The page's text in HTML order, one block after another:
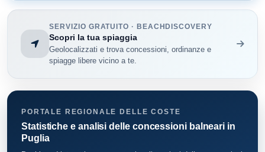
Santa Cesarea Terme 5
Squinzano
Trepuzzi
Tricase
Vernole
Porto Cesareo
SERVIZIO GRATUITO · BEACHDISCOVERY
Scopri la tua spiaggia
Geolocalizzati e trova concessioni, ordinanze e
spiagge libere vicino a te.
PORTALE REGIONALE DELLE COSTE
Statistiche e analisi delle concessioni balneari in
Puglia